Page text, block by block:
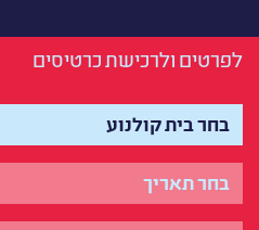
לפרטים ולרכישת כרטיסים